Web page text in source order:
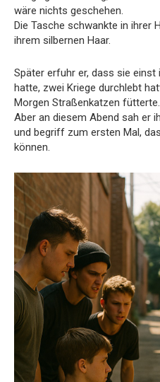
wäre nichts geschehen.
Die Tasche schwankte in ihrer
ihrem silbernen Haar.
Später erfuhr er, dass sie
hatte, zwei Kriege durchlebt
Morgen Straßenkatzen fütterte.
Aber an diesem Abend sah er
und begriff zum ersten Mal,
können.